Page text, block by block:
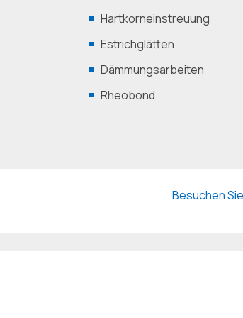
Hartkorneinstreuung
Estrichglätten
Dämmungsarbeiten
Rheobond
Besuchen